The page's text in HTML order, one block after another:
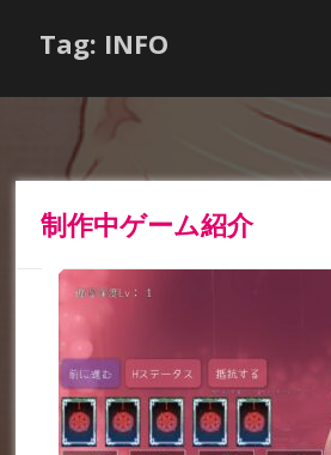
Tag: INFO
制作中ゲーム紹介